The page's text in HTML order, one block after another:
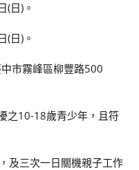
(日)。
(日)。
市霧峰區柳豐路500
之10-18歲青少年，且符
及三次一日關機親子工作